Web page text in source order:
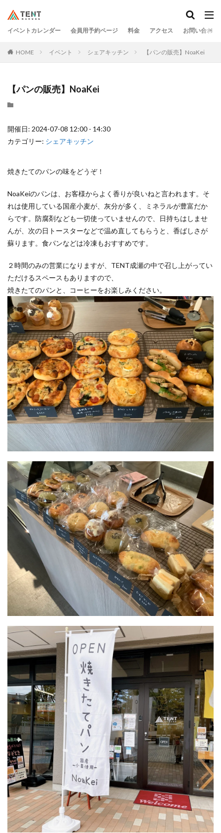
イベントカレンダー 会員用予約ページ 料金 アクセス お問い合わせ
HOME イベント シェアキッチン 【パンの販売】NoaKei
【パンの販売】NoaKei
開催日: 2024-07-08 12:00 - 14:30
カテゴリー: シェアキッチン
焼きたてのパンの味をどうぞ！
NoaKeiのパンは、お客様からよく香りが良いねと言われます。そ
れは使用している国産小麦が、灰分が多く、ミネラルが豊富だか
らです。防腐剤なども一切使っていませんので、日持ちはしませ
んが、次の日トースターなどで温め直してもらうと、香ばしさが
蘇ります。食パンなどは冷凍もおすすめです。
２時間のみの営業になりますが、TENT成瀬の中で召し上がってい
ただけるスペースもありますので、
焼きたてのパンと、コーヒーをお楽しみください。